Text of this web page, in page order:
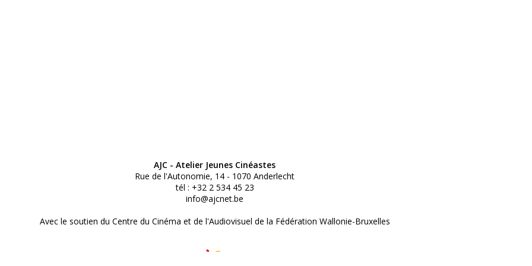
AJC - Atelier Jeunes Cinéastes
Rue de l'Autonomie, 14 - 1070 Anderlecht
tél : +32 2 534 45 23
info@ajcnet.be
Avec le soutien du Centre du Cinéma et de l'Audiovisuel de la Fédération Wallonie-Bruxelles